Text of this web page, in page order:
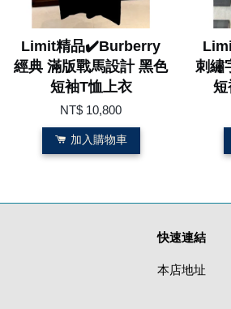
Limit精品✔️Burberry
經典 滿版戰馬設計 黑色
短袖T恤上衣
NT$ 10,800
加入購物車
刺繡
短
快速連結
本店地址